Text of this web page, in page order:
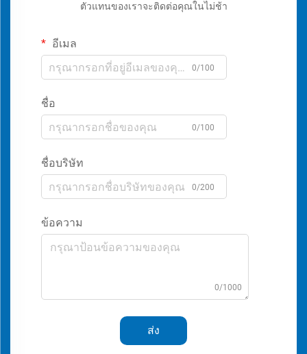
ตัวแทนของเราจะติดต่อคุณในไม่ช้า
อีเมล
0/100
ชื่อ
0/100
ชื่อบริษัท
0/200
ข้อความ
0/1000
ส่ง